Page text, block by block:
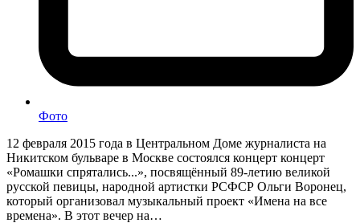
Фото
12 февраля 2015 года в Центральном Доме журналиста на
Никитском бульваре в Москве состоялся концерт концерт
«Ромашки спрятались...», посвящённый 89-летию великой
русской певицы, народной артистки РСФСР Ольги Воронец,
который организовал музыкальный проект «Имена на все
времена». В этот вечер на…